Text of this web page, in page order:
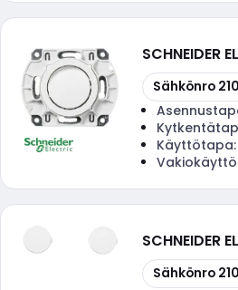
SCHNEIDER
Kopioi
Sähkönro
Käyttötapa:
SCHNEIDER
Kopioi
Sähkönro